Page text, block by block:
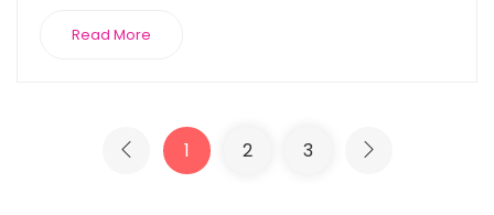
Read More
1 2 3